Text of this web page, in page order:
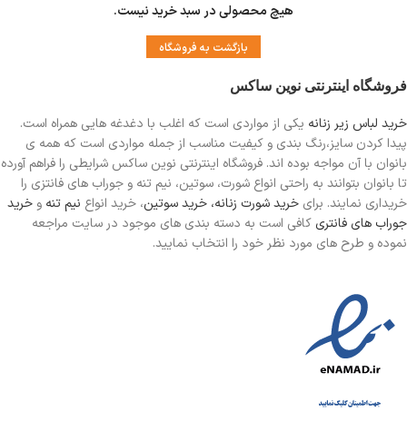
هیچ محصولی در سبد خرید نیست.
بازگشت به فروشگاه
فروشگاه اینترنتی نوین ساکس
خرید لباس زیر زنانه یکی از مواردی است که اغلب با دغدغه هایی همراه است.
پیدا کردن سایز،رنگ بندی و کیفیت مناسب از جمله مواردی است که همه ی
بانوان با آن مواجه بوده اند. فروشگاه اینترنتی نوین ساکس شرایطی را فراهم آورده
تا بانوان بتوانند به راحتی انواع شورت، سوتین، نیم تنه و جوراب های فانتزی را
خریداری نمایند. برای خرید شورت زنانه، خرید سوتین، خرید انواع نیم تنه و خرید
جوراب های فانتری کافی است به دسته بندی های موجود در سایت مراجعه
نموده و طرح های مورد نظر خود را انتخاب نمایید.